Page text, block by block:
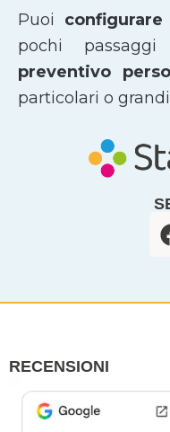
Puoi configurare
pochi
preventivo
particolari o
RECENSIONI